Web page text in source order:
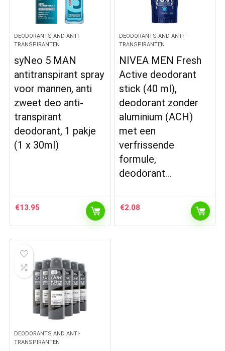
DEODORANTS AND ANTI-
TRANSPIRANTEN
syNeo 5 MAN
antitranspirant spray
voor mannen, anti
zweet deo anti-
transpirant
deodorant, 1 pakje
(1 x 30ml)
€13.95
DEODORANTS AND ANTI-
TRANSPIRANTEN
NIVEA MEN Fresh
Active deodorant
stick (40 ml),
deodorant zonder
aluminium (ACH)
met een
verfrissende
formule,
deodorant…
€2.08
DEODORANTS AND ANTI-
TRANSPIRANTEN